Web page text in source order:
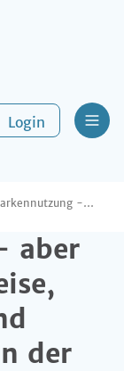
Login
Markennutzung - aber richtig! Nachweise, Strategien und Beweisführung in der Praxis
aber
der